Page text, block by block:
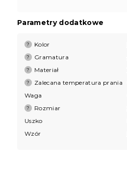
Parametry dodatkowe
? Kolor
? Gramatura
? Materiał
? Zalecana temperatura prania
Waga
? Rozmiar
Uszko
Wzór